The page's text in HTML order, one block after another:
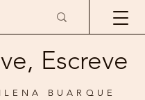
Escreve
BUARQUE